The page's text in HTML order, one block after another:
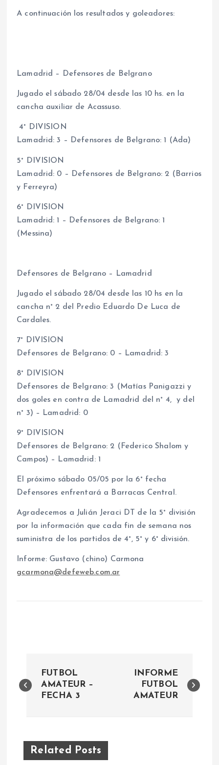
A continuación los resultados y goleadores:
Lamadrid – Defensores de Belgrano
Jugado el sábado 28/04 desde las 10 hs. en la
cancha auxiliar de Acassuso.
4° DIVISION
Lamadrid: 3 – Defensores de Belgrano: 1 (Ada)
5° DIVISION
Lamadrid: 0 – Defensores de Belgrano: 2 (Barrios
y Ferreyra)
6° DIVISION
Lamadrid: 1 – Defensores de Belgrano: 1
(Messina)
Defensores de Belgrano – Lamadrid
Jugado el sábado 28/04 desde las 10 hs en la
cancha n° 2 del Predio Eduardo De Luca de
Cardales.
7° DIVISION
Defensores de Belgrano: 0 – Lamadrid: 3
8° DIVISION
Defensores de Belgrano: 3 (Matías Panigazzi y
dos goles en contra de Lamadrid del n° 4, y del
n° 3) – Lamadrid: 0
9° DIVISION
Defensores de Belgrano: 2 (Federico Shalom y
Campos) – Lamadrid: 1
El próximo sábado 05/05 por la 6° fecha
Defensores enfrentará a Barracas Central.
Agradecemos a Julián Jeraci DT de la 5° división
por la información que cada fin de semana nos
suministra de los partidos de 4°, 5° y 6° división.
Informe: Gustavo (chino) Carmona
gcarmona@defeweb.com.ar
a
e
g
FUTBOL
AMATEUR –
FECHA 3
INFORME
FUTBOL
AMATEUR
Related Posts